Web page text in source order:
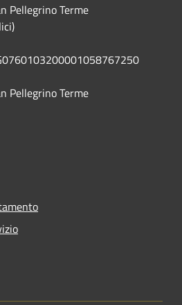
Pellegrino Terme
Pellegrino Terme